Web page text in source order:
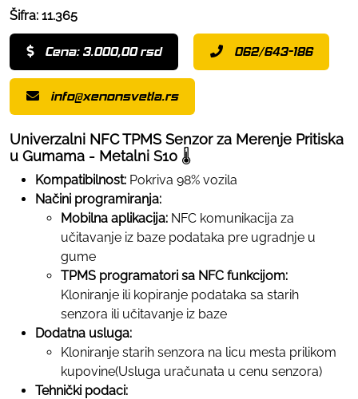
Šifra: 11.365
Cena: 3.000,00 rsd 062/643-186
info@xenonsvetla.rs
Univerzalni NFC TPMS Senzor za Merenje Pritiska
u Gumama - Metalni S10 🌡️
Kompatibilnost: Pokriva 98% vozila
Načini programiranja:
Mobilna aplikacija: NFC komunikacija za
učitavanje iz baze podataka pre ugradnje u
gume
TPMS programatori sa NFC funkcijom:
Kloniranje ili kopiranje podataka sa starih
senzora ili učitavanje iz baze
Dodatna usluga:
Kloniranje starih senzora na licu mesta prilikom
kupovine(Usluga uračunata u cenu senzora)
Tehnički podaci: